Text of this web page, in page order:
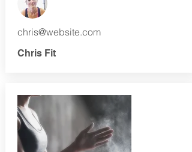
chris@website.com
Chris Fit